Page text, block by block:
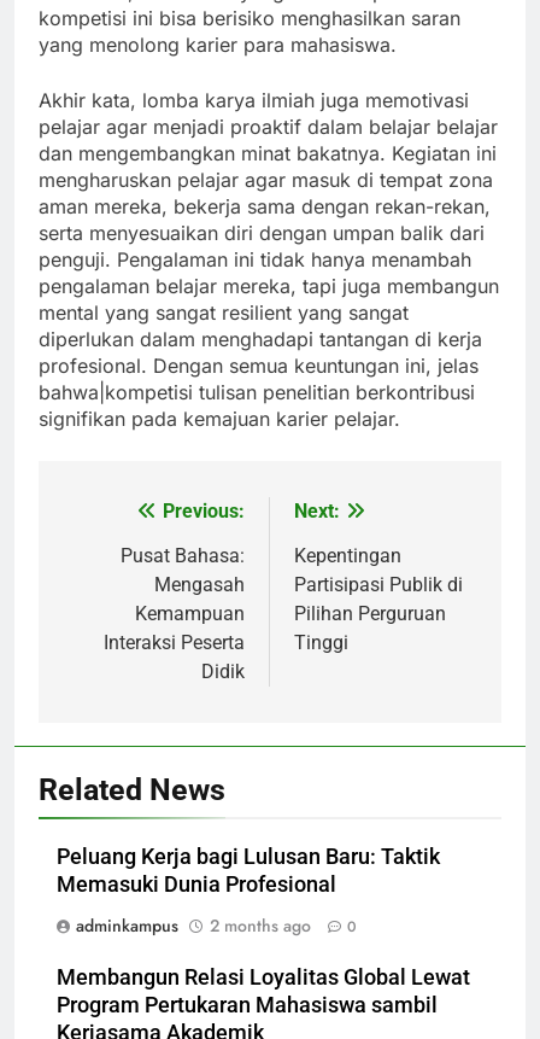
kompetisi ini bisa berisiko menghasilkan saran
yang menolong karier para mahasiswa.
Akhir kata, lomba karya ilmiah juga memotivasi
pelajar agar menjadi proaktif dalam belajar belajar
dan mengembangkan minat bakatnya. Kegiatan ini
mengharuskan pelajar agar masuk di tempat zona
aman mereka, bekerja sama dengan rekan-rekan,
serta menyesuaikan diri dengan umpan balik dari
penguji. Pengalaman ini tidak hanya menambah
pengalaman belajar mereka, tapi juga membangun
mental yang sangat resilient yang sangat
diperlukan dalam menghadapi tantangan di kerja
profesional. Dengan semua keuntungan ini, jelas
bahwa|kompetisi tulisan penelitian berkontribusi
signifikan pada kemajuan karier pelajar.
navigation
Previous:
Pusat Bahasa:
Mengasah
Kemampuan
Interaksi Peserta
Didik
Next:
Kepentingan
Partisipasi Publik di
Pilihan Perguruan
Tinggi
Related News
Peluang Kerja bagi Lulusan Baru: Taktik
Memasuki Dunia Profesional
adminkampus
2 months ago 0
Membangun Relasi Loyalitas Global Lewat
Program Pertukaran Mahasiswa sambil
Kerjasama Akademik